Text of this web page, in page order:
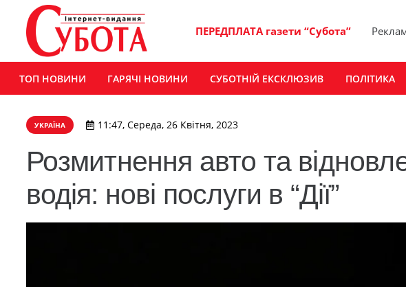
ПЕРЕДПЛАТА газети “Субота”
ТОП НОВИНИ ГАРЯЧІ НОВИНИ СУБОТНІЙ ЕКСКЛЮЗИВ ПОЛІТИКА
УКРАЇНА 11:47, Середа, 26 Квітня, 2023
Розмитнення авто та
водія: нові послуги в “Дії”